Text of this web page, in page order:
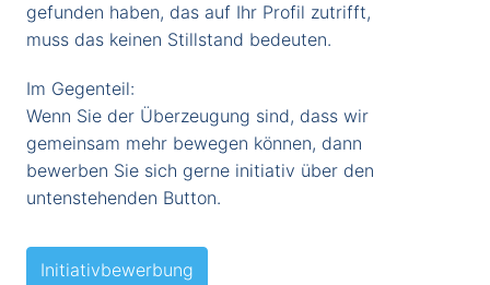
gefunden haben, das auf Ihr Profil zutrifft,
muss das keinen Stillstand bedeuten.
Im Gegenteil:
Wenn Sie der Überzeugung sind, dass wir
gemeinsam mehr bewegen können, dann
bewerben Sie sich gerne initiativ über den
untenstehenden Button.
Initiativbewerbung